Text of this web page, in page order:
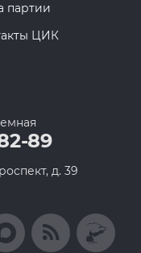
партии
ЦИК
89
д. 39